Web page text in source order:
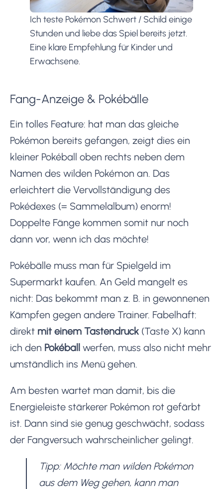
Ich teste Pokémon Schwert / Schild einige
Stunden und liebe das Spiel bereits jetzt.
Eine klare Empfehlung für Kinder und
Erwachsene.
Fang-Anzeige & Pokébälle
Ein tolles Feature: hat man das gleiche
Pokémon bereits gefangen, zeigt dies ein
kleiner Pokéball oben rechts neben dem
Namen des wilden Pokémon an. Das
erleichtert die Vervollständigung des
Pokédexes (= Sammelalbum) enorm!
Doppelte Fänge kommen somit nur noch
dann vor, wenn ich das möchte!
Pokébälle muss man für Spielgeld im
Supermarkt kaufen. An Geld mangelt es
nicht: Das bekommt man z. B. in gewonnenen
Kämpfen gegen andere Trainer. Fabelhaft:
direkt mit einem Tastendruck (Taste X) kann
ich den Pokéball werfen, muss also nicht mehr
umständlich ins Menü gehen.
Am besten wartet man damit, bis die
Energieleiste stärkerer Pokémon rot gefärbt
ist. Dann sind sie genug geschwächt, sodass
der Fangversuch wahrscheinlicher gelingt.
Tipp: Möchte man wilden Pokémon
aus dem Weg gehen, kann man